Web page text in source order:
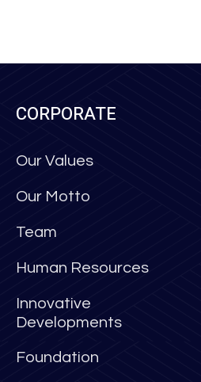
CORPORATE
Our Values
Our Motto
Team
Human Resources
Innovative
Developments
Foundation